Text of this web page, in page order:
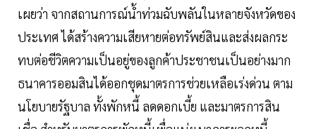
เผยว่า จากสถานการณ์น้ำท่วมฉับพลันในหลายจังหวัดของ
ประเทศ ได้สร้างความเสียหายต่อทรัพย์สินและส่งผลกระ
ทบต่อชีวิตความเป็นอยู่ของลูกค้าประชาชนเป็นอย่างมาก
ธนาคารออมสินได้ออกชุดมาตรการช่วยเหลือเร่งด่วน ตาม
นโยบายรัฐบาล ทั้งพักหนี้ ลดดอกเบี้ย และมาตรการสิน